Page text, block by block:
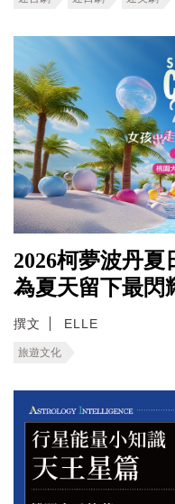
2026柯夢波丹夏
為夏天留下最閃
撰文 ELLE
旅遊文化